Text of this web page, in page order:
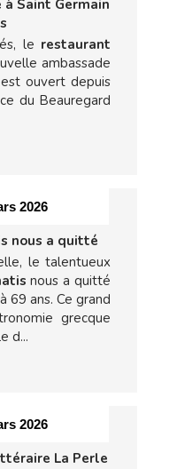
Saint Germain
le restaurant
ambassade
est ouvert depuis
du Beauregard
2026
nous a quitté
le talentueux
nous a quitté
69 ans. Ce grand
grecque
d...
2026
La Perle